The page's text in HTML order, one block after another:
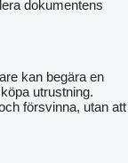
dokumentens
kan begära en
utrustning.
försvinna, utan att